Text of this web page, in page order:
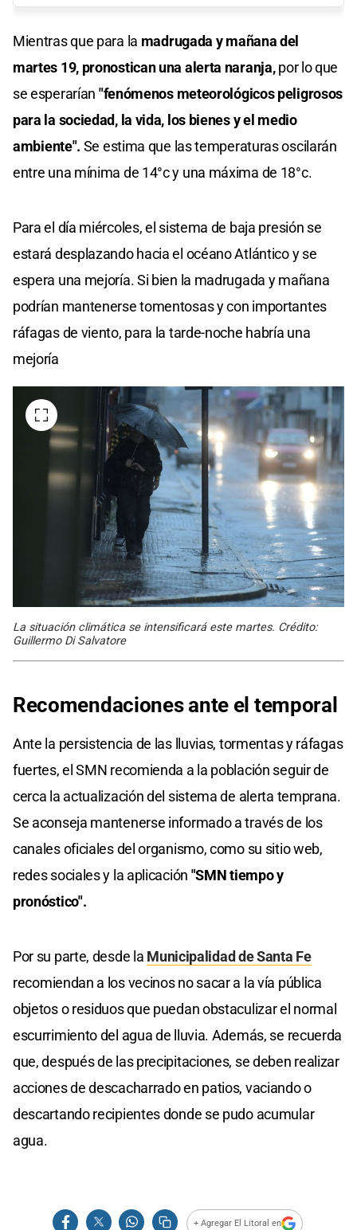
Mientras que para la madrugada y mañana del
martes 19, pronostican una alerta naranja,por lo que
se esperarían "fenómenos meteorológicos peligrosos
para la sociedad, la vida, los bienes y el medio
ambiente". Se estima que las temperaturas oscilarán
entre una mínima de 14°c y una máxima de 18°c.
Para el día miércoles, el sistema de baja presión se
estará desplazando hacia el océano Atlántico y se
espera una mejoría. Si bien la madrugada y mañana
podrían mantenerse tomentosas y con importantes
ráfagas de viento, para la tarde-noche habría una
mejoría
La situación climática se intensificará este martes. Crédito:
Guillermo Di Salvatore
Recomendaciones ante el temporal
Ante la persistencia de las lluvias, tormentas y ráfagas
fuertes, el SMN recomienda a la población seguir de
cerca la actualización del sistema de alerta temprana.
Se aconseja mantenerse informado a través de los
canales oficiales del organismo, como su sitio web,
redes sociales y la aplicación "SMN tiempo y
pronóstico".
Por su parte, desde la Municipalidad de Santa Fe
recomiendan a los vecinos no sacar a la vía pública
objetos o residuos que puedan obstaculizar el normal
escurrimiento del agua de lluvia. Además, se recuerda
que, después de las precipitaciones, se deben realizar
acciones de descacharrado en patios, vaciando o
descartando recipientes donde se pudo acumular
agua.
+ Agregar El Litoral en